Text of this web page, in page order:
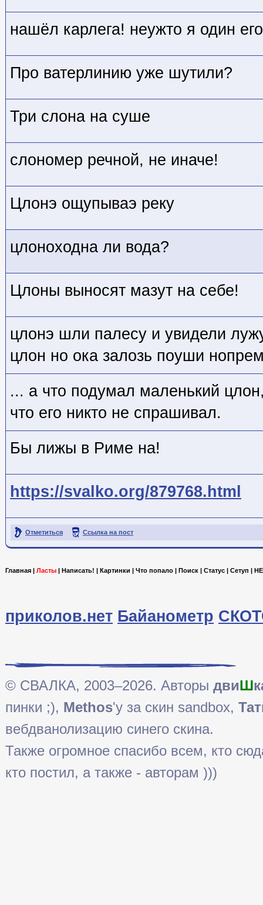
нашёл карлега! неужто я один
Про ватерлинию уже шутили?
Три слона на суше
слономер речной, не иначе!
Цлонэ ощупываэ реку
цлоноходна ли вода?
Цлоны выносят мазут на себе!
цлонэ шли палесу и увидели
цлон но ока залозь поуши
... а что подумал маленький
что его никто не спрашивал.
Бы лижы в Риме на!
https://svalko.org/879768.html
Отметиться Ссылка на пост
Главная | Ласты | Написать! | Картинки | Что попало | Поиск | Статус | Сетуп |
приколов.нет Байанометр
© СВАЛКА, 2003–2026. Авторы двиШ
пинки ;), Methos'у за скин sandbox,
вебдванолизацию синего скина.
Также огромное спасибо всем, кто
кто постил, а также - авторам )))